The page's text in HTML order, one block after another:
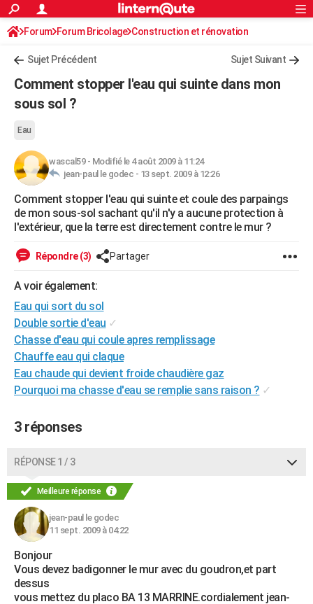
ACTUALITÉS
Politique
Société
Faits Divers
Education
Monde
Villes
+
Programme TV
Sorties cinéma
FINANCE
Retraite
Impôts
Epargne
Immobilier
Risques naturels par ville
Banque
Assurance
Crédit
AUTO
Essais
Réserver un essai
Citadines
Berlines
SUV
Forum auto
HIGH-TECH
Mobiles
Meilleur smartphone
Internet
Ordinateurs
Jeux vidéo
Guide high-tech
BRICOLAGE
Forum
Aménagement intérieur
Extérieur
Cuisine
Salle de bains
Jardinage
Rangement
WEEK-END
VOYAGE
Destinations
City break
Voyage nature
Voyage de noces
Forum
Climat
+PHOTO
GUIDES D'ACHAT
BONS PLANS
Dictionnaire
Biographies
Citations
Expressions
Proverbes
COPAINS D'AVANT
S'inscrire
Se connecter
Lycées
Collèges
Primaires
Universités
Entreprises
Service militaire
Avis de recherche
AVIS DE DÉCÈS
FORUM
Bricolage
Lifestyle
Culture
Sport
Auto
Television
Voyage
Cinema
Rechercher
S'inscrire
Connexion
Forum Forum Bricolage Construction et rénovation
Sujet Précédent Sujet Suivant
Comment stopper l'eau qui suinte dans mon
sous sol ?
Eau
wascal59- Modifié le 4 août 2009 à 11:24
jean-paul le godec - 13 sept. 2009 à 12:26
Comment stopper l'eau qui suinte et coule des parpaings
de mon sous-sol sachant qu'il n'y a aucune protection à
l'extérieur, que la terre est directement contre le mur ?
Répondre (3) Partager
A voir également:
Eau qui sort du sol
Double sortie d'eau ✓
Chasse d'eau qui coule apres remplissage
Chauffe eau qui claque
Eau chaude qui devient froide chaudière gaz
Pourquoi ma chasse d'eau se remplie sans raison ? ✓
3 réponses
RÉPONSE 1 / 3
Meilleure réponse
jean-paul le godec
11 sept. 2009 à 04:22
Bonjour
Vous devez badigonner le mur avec du goudron,et part
dessus
vous mettez du placo BA 13 MARRINE.cordialement jean-